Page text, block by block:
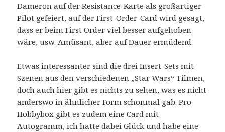
Dameron auf der Resistance-Karte als großartiger
Pilot gefeiert, auf der First-Order-Card wird gesagt,
dass er beim First Order viel besser aufgehoben
wäre, usw. Amüsant, aber auf Dauer ermüdend.
Etwas interessanter sind die drei Insert-Sets mit
Szenen aus den verschiedenen „Star Wars“-Filmen,
doch auch hier gibt es nichts zu sehen, was es nicht
anderswo in ähnlicher Form schonmal gab. Pro
Hobbybox gibt es zudem eine Card mit
Autogramm, ich hatte dabei Glück und habe eine